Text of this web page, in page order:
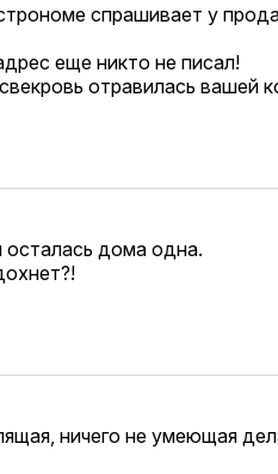
спрашивает у
еще никто не писал!
отравилась вашей
осталась дома одна.
ничего не умеющая